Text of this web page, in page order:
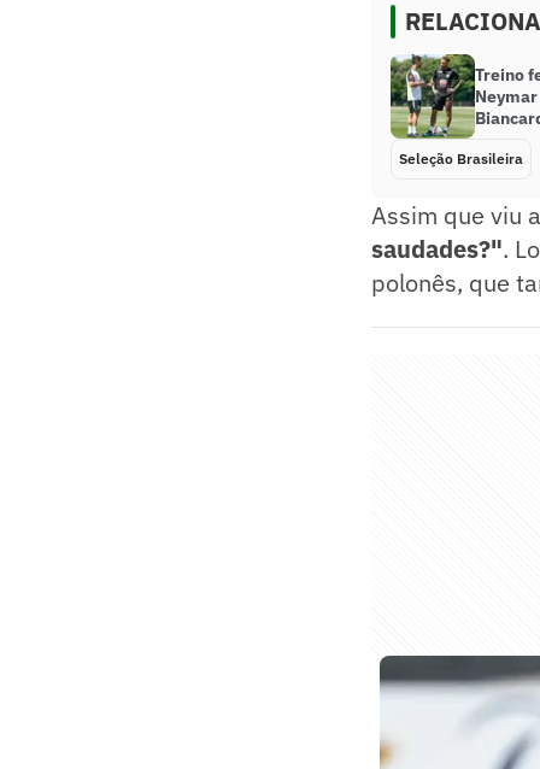
Treino
Seleção Brasileira
Assim que viu
saudades?".
polonês, que